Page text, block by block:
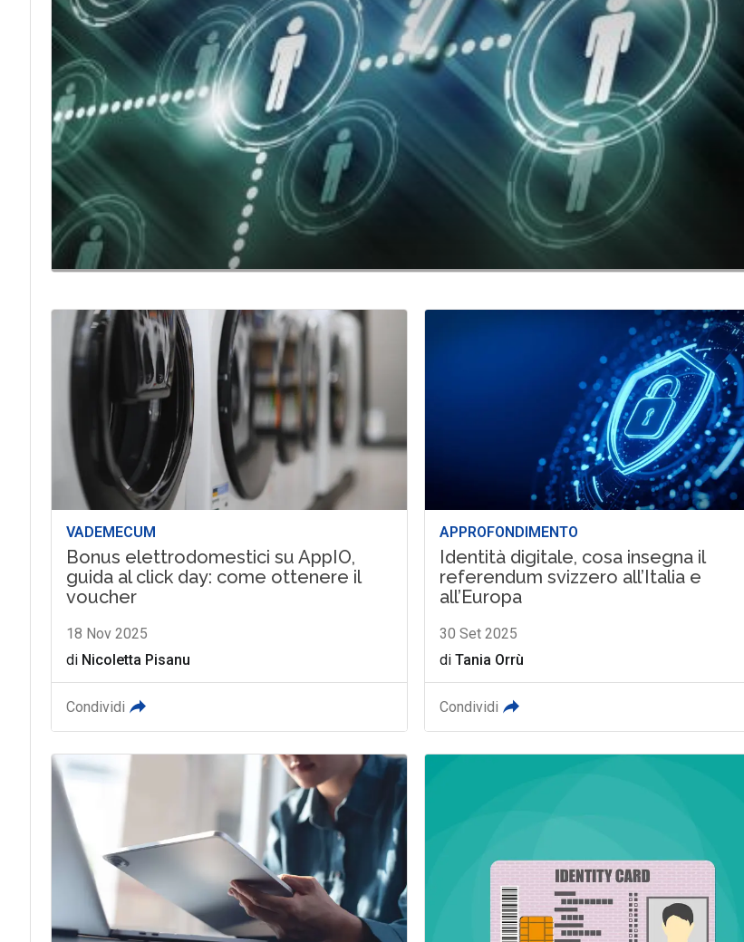
VADEMECUM
Bonus elettrodomestici su AppIO,
guida al click day: come ottenere il
voucher
18 Nov 2025
di Nicoletta Pisanu
Condividi
APPROFONDIMENTO
Identità digitale, cosa insegna il
referendum svizzero all’Italia e
all’Europa
30 Set 2025
diTania Orrù
Condividi